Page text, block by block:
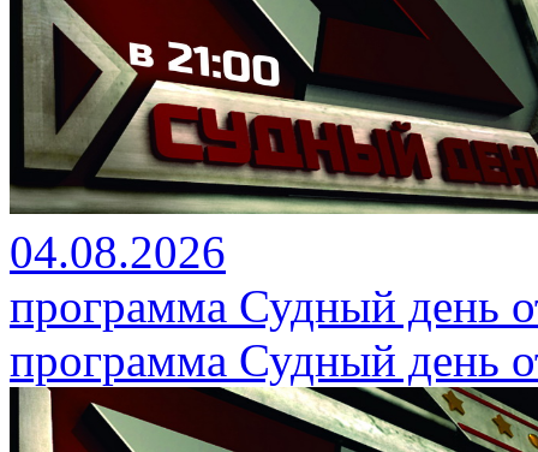
04.08.2026
программа Судный день
программа Судный день